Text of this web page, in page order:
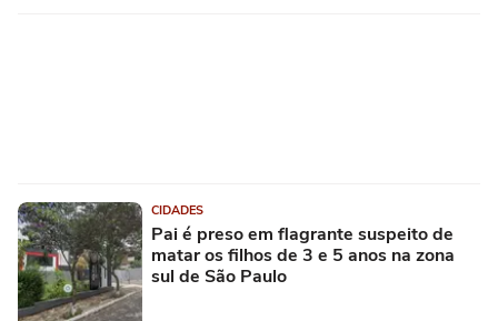
CIDADES
Pai é preso em flagrante suspeito de
matar os filhos de 3 e 5 anos na zona
sul de São Paulo